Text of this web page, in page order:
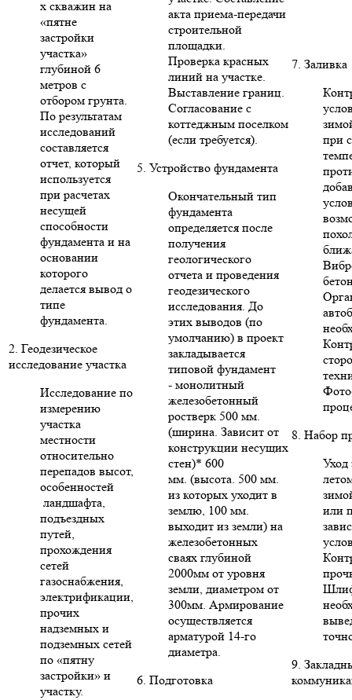
х скважин на
«пятне
застройки
участка»
глубиной 6
метров с
отбором грунта.
По результатам
исследований
составляется
отчет, который
используется
при расчетах
несущей
способности
фундамента и на
основании
которого
делается вывод о
типе
фундамента.
2. Геодезическое
исследование участка
Исследование по
измерению
участка
местности
относительно
перепадов высот,
особенностей
ландшафта,
подъездных
путей,
прохождения
сетей
газоснабжения,
электрификации,
прочих
надземных и
подземных сетей
по «пятну
застройки» и
участку.
акта приема-передачи
строительной
площадки.
Проверка красных
линий на участке.
Выставление границ.
Согласование с
коттеджным поселком
(если требуется).
5. Устройство фундамента
Окончательный тип
фундамента
определяется после
получения
геологического
отчета и проведения
геодезического
исследования. До
этих выводов (по
умолчанию) в проект
закладывается
типовой фундамент
- монолитный
железобетонный
ростверк 500 мм.
(ширина. Зависит от
конструкции несущих
стен)* 600
мм. (высота. 500 мм.
из которых уходит в
землю, 100 мм.
выходит из земли) на
железобетонных
сваях глубиной
2000мм от уровня
земли, диаметром от
300мм. Армирование
осуществляется
арматурой 14-го
диаметра.
6. Подготовка
7. Заливка
при
8. Набор
Уход
или
9.